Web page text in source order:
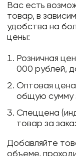
Вас есть
товар, в
удобства на
цены:
Розничная
000 рублей,
Оптовая
общую сумму
Спеццена
товар за
Добавляйте
объеме,